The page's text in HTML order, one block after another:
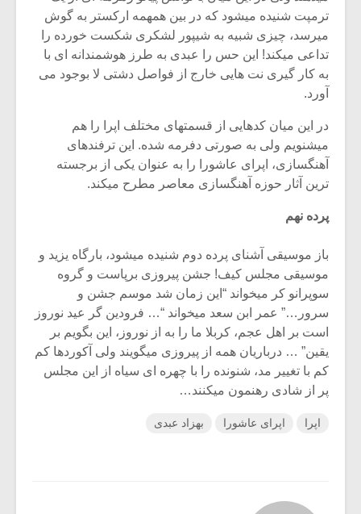
ترمپت شنیده میشود که در بین همهمه ارکستر به گوش
میرسد، چیزی شبیه به شیپور لشکری شکست خورده را
تداعی میکند! این حس را عبدی به طرز هوشمندانه ای با
به کار گیری نت هایی خارج از فواصل دشتی لا بوجود می
آورد.
در این میان کدهایی از قسمتهای مختلف اپرا را هم
میشنویم ولی به صورتی دفرمه شده. این ترفندهای
آهنگسازی، اپرای عاشورا را به عنوان یکی از برجسته
ترین آثار حوزه آهنگسازی معاصر مطرح میکند.
پرده نهم
باز موسیقی آشنای پرده دوم شنیده میشود، بارگاه یزید و
موسیقی مجلس کیف! جشن پیروزی برپاست و گروه
سوپرانو کر میخواند “این زمان شد موسم جشن و
سرور…” عمر ابن سعد میخواند “… فرودین گر عید نوروز
است بر اهل عجم، کربلا ما را به از نوروز، این بگویم بر
یقین” … درباریان همه از پیروزی میگویند ولی آکوردها کم
کم با تغییر مد، شنونده را با چهره ای سیاه از این مجلس
پر از شادی رهنمون میکنند…
اپرا اپرای عاشورا بهزاد عبدی